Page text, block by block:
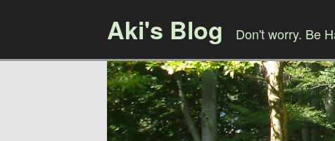
Aki's Blog Don't worry. Be